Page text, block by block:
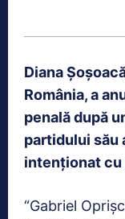
Diana
România, a
penală după
partidului său
intenționat cu
“Gabriel